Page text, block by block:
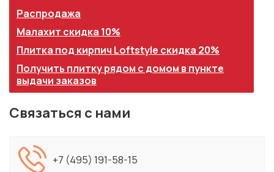
Распродажа
Малахит скидка 10%
Плитка под кирпич Loftstyle скидка 20%
Получить плитку рядом с домом в пункте
выдачи заказов
Связаться с нами
+7 (495) 191-58-15